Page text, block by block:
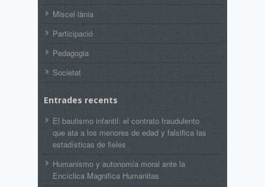
Miscel·lània
Participació
Pedagogia
Societat
Entrades recents
El bautismo infantil: el contrato fraudulento
que ata a los menores de edad y falsifica las
estadísticas de fieles
Humanismo y autonomía moral ante la
Encíclica Magnifica Humanitas